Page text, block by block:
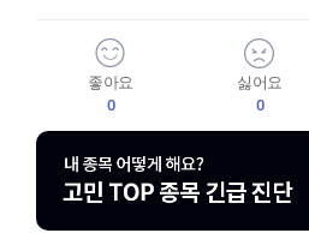
좋아요
0
싫어요
0